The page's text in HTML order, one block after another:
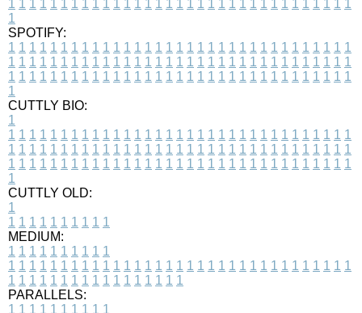
1 1 1 1 1 1 1 1 1 1 1 1 1 1 1 1 1 1 1 1 1 1 1 1 1 1 1 1 1 1 1 1 1
1
SPOTIFY:
1 1 1 1 1 1 1 1 1 1 1 1 1 1 1 1 1 1 1 1 1 1 1 1 1 1 1 1 1 1 1 1 1
1 1 1 1 1 1 1 1 1 1 1 1 1 1 1 1 1 1 1 1 1 1 1 1 1 1 1 1 1 1 1 1 1
1 1 1 1 1 1 1 1 1 1 1 1 1 1 1 1 1 1 1 1 1 1 1 1 1 1 1 1 1 1 1 1 1
1
CUTTLY BIO:
1
1 1 1 1 1 1 1 1 1 1 1 1 1 1 1 1 1 1 1 1 1 1 1 1 1 1 1 1 1 1 1 1 1
1 1 1 1 1 1 1 1 1 1 1 1 1 1 1 1 1 1 1 1 1 1 1 1 1 1 1 1 1 1 1 1 1
1 1 1 1 1 1 1 1 1 1 1 1 1 1 1 1 1 1 1 1 1 1 1 1 1 1 1 1 1 1 1 1 1
1
CUTTLY OLD:
1
1 1 1 1 1 1 1 1 1 1
MEDIUM:
1 1 1 1 1 1 1 1 1 1
1 1 1 1 1 1 1 1 1 1 1 1 1 1 1 1 1 1 1 1 1 1 1 1 1 1 1 1 1 1 1 1 1
1 1 1 1 1 1 1 1 1 1 1 1 1 1 1 1 1
PARALLELS:
1 1 1 1 1 1 1 1 1 1